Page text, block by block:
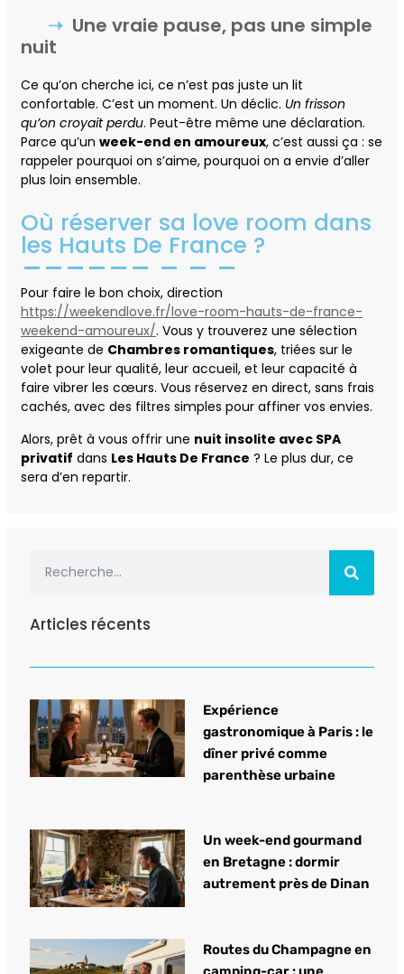
Une vraie pause, pas une simple
nuit
Ce qu’on cherche ici, ce n’est pas juste un lit
confortable. C’est un moment. Un déclic. Un frisson
qu’on croyait perdu. Peut-être même une déclaration.
Parce qu’un week-end en amoureux, c’est aussi ça : se
rappeler pourquoi on s’aime, pourquoi on a envie d’aller
plus loin ensemble.
Où réserver sa love room dans
les Hauts De France ?
Pour faire le bon choix, direction
https://weekendlove.fr/love-room-hauts-de-france-
weekend-amoureux/. Vous y trouverez une sélection
exigeante de Chambres romantiques, triées sur le
volet pour leur qualité, leur accueil, et leur capacité à
faire vibrer les cœurs. Vous réservez en direct, sans frais
cachés, avec des filtres simples pour affiner vos envies.
Alors, prêt à vous offrir une nuit insolite avec SPA
privatif dans Les Hauts De France ? Le plus dur, ce
sera d’en repartir.
Articles récents
Expérience
gastronomique à Paris : le
dîner privé comme
parenthèse urbaine
Un week-end gourmand
en Bretagne : dormir
autrement près de Dinan
Routes du Champagne en